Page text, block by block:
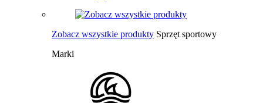
Zobacz wszystkie produkty Sprzęt sportowy
Marki